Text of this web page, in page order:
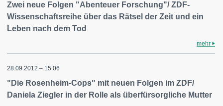
Zwei neue Folgen "Abenteuer Forschung"/ ZDF-
Wissenschaftsreihe über das Rätsel der Zeit und ein
Leben nach dem Tod
mehr
28.09.2012 – 15:06
"Die Rosenheim-Cops" mit neuen Folgen im ZDF/
Daniela Ziegler in der Rolle als überfürsorgliche Mutter